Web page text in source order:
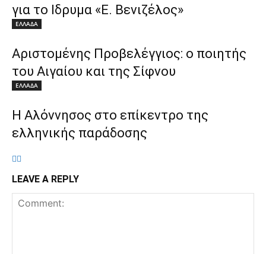
για το Ιδρυμα «Ε. Βενιζέλος»
ΕΛΛΑΔΑ
Αριστομένης Προβελέγγιος: ο ποιητής
του Αιγαίου και της Σίφνου
ΕΛΛΑΔΑ
Η Αλόννησος στο επίκεντρο της
ελληνικής παράδοσης
LEAVE A REPLY